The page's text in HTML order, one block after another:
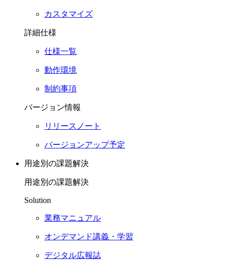
カスタマイズ
詳細仕様
仕様一覧
動作環境
制約事項
バージョン情報
リリースノート
バージョンアップ予定
用途別の課題解決
用途別の課題解決
Solution
業務マニュアル
オンデマンド講義・学習
デジタル広報誌